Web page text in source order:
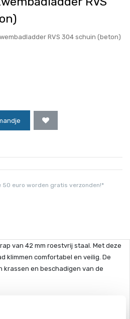
RVS 304 schuin (beton)
50 euro worden gratis verzonden!*
van 42 mm roestvrij staal. Met deze
klimmen comfortabel en veilig. De
krassen en beschadigen van de
met alle montage
voeten, welke ingestort